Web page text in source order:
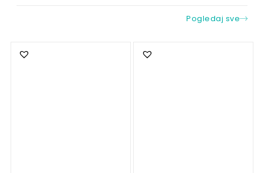
Pogledaj sve